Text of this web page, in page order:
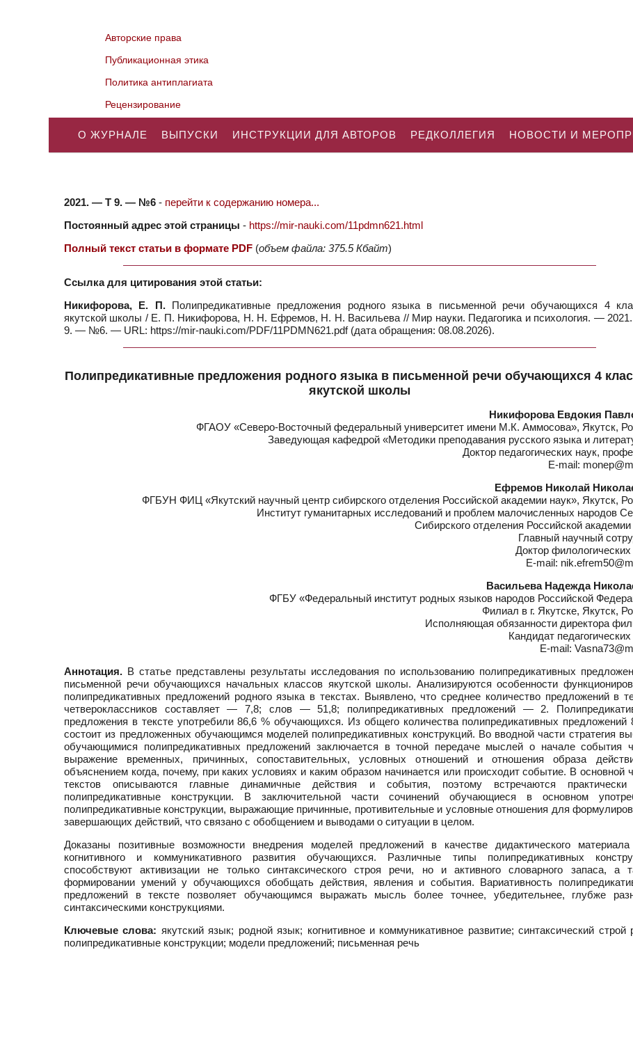
Авторские права
Публикационная этика
Политика антиплагиата
Рецензирование
О ЖУРНАЛЕ ВЫПУСКИ ИНСТРУКЦИИ ДЛЯ АВТОРОВ РЕДКОЛЛЕГИЯ НОВОСТИ И
2021. — Т 9. — №6 - перейти к содержанию номера...
Постоянный адрес этой страницы - https://mir-nauki.com/11pdmn621.html
Полный текст статьи в формате PDF (объем файла: 375.5 Кбайт)
Ссылка для цитирования этой статьи:
Никифорова, Е. П.Полипредикативные предложения родного языка в письменной речи обучающихся 4
якутской школы / Е. П. Никифорова, Н. Н. Ефремов, Н. Н. Васильева // Мир науки. Педагогика и психология. —
9. — №6. — URL: https://mir-nauki.com/PDF/11PDMN621.pdf (дата обращения: 08.08.2026).
Полипредикативные предложения родного языка в письменной речи обучающихся 4
якутской школы
Никифорова Евдокия
ФГАОУ «Северо-Восточный федеральный университет имени М.К. Аммосова», Якутск,
Заведующая кафедрой «Методики преподавания русского языка и
Доктор педагогических наук,
E-mail:
Ефремов Николай
ФГБУН ФИЦ «Якутский научный центр сибирского отделения Российской академии наук», Якутск,
Институт гуманитарных исследований и проблем малочисленных народов
Сибирского отделения Российской академии
Главный научный
Доктор филологических
E-mail:
Васильева Надежда
ФГБУ «Федеральный институт родных языков народов Российской
Филиал в г. Якутске, Якутск,
Исполняющая обязанности директора
Кандидат
E-mail:
Аннотация. В статье представлены результаты исследования по использованию полипредикативных
письменной речи обучающихся начальных классов якутской школы. Анализируются особенности
полипредикативных предложений родного языка в текстах. Выявлено, что среднее количество предложений в
четвероклассников составляет — 7,8; слов — 51,8; полипредикативных предложений — 2.
предложения в тексте употребили 86,6 % обучающихся. Из общего количества полипредикативных предложений
состоит из предложенных обучающимся моделей полипредикативных конструкций. Во вводной части стратегия
обучающимися полипредикативных предложений заключается в точной передаче мыслей о начале события
выражение временных, причинных, сопоставительных, условных отношений и отношения образа
объяснением когда, почему, при каких условиях и каким образом начинается или происходит событие. В основной
текстов описываются главные динамичные действия и события, поэтому встречаются
полипредикативные конструкции. В заключительной части сочинений обучающиеся в основном
полипредикативные конструкции, выражающие причинные, противительные и условные отношения для
завершающих действий, что связано с обобщением и выводами о ситуации в целом.
Доказаны позитивные возможности внедрения моделей предложений в качестве дидактического
когнитивного и коммуникативного развития обучающихся. Различные типы полипредикативных
способствуют активизации не только синтаксического строя речи, но и активного словарного запаса, а
формировании умений у обучающихся обобщать действия, явления и события. Вариативность
предложений в тексте позволяет обучающимся выражать мысль более точнее, убедительнее, глубже
синтаксическими конструкциями.
Ключевые слова: якутский язык; родной язык; когнитивное и коммуникативное развитие; синтаксический строй
полипредикативные конструкции; модели предложений; письменная речь